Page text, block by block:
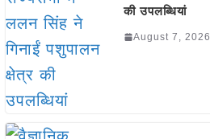
की उपलब्धियां
August 7, 2026